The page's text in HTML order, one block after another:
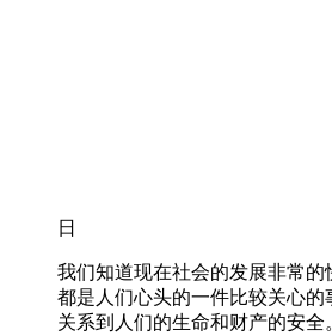
日
我们知道现在社会的发展非常的
都是人们心头的一件比较关心
关系到人们的生命和财产的安